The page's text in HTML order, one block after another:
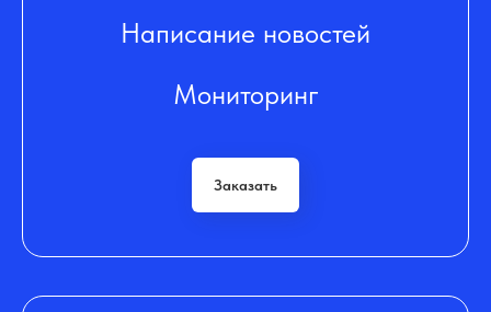
Написание новостей
Мониторинг
Заказать